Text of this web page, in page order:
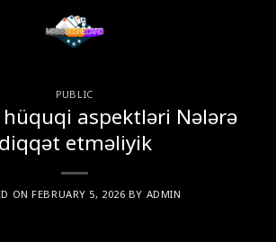
PUBLIC
hüquqi aspektləri Nələrə
diqqət etməliyik
ON FEBRUARY 5, 2026 BY ADMIN